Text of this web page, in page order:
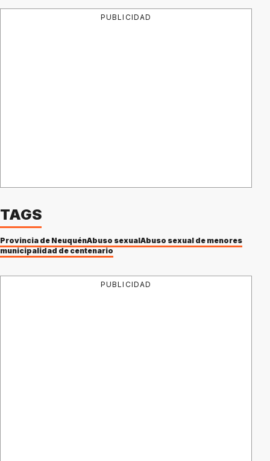
PUBLICIDAD
TAGS
Provincia de NeuquénAbuso sexualAbuso sexual de menores
municipalidad de centenario
PUBLICIDAD